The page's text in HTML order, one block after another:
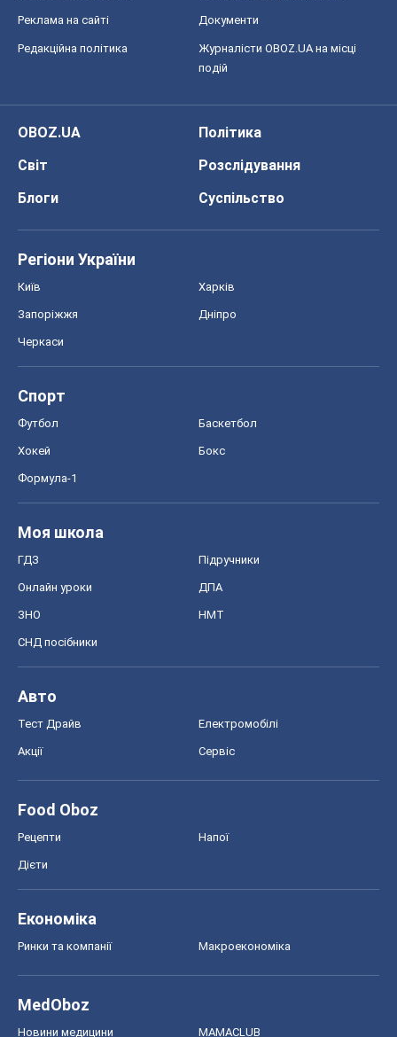
Реклама на сайті Документи
Редакційна політика
Журналісти OBOZ.UA на місці
подій
OBOZ.UA
Політика
Світ
Розслідування
Блоги
Суспільство
Регіони України
Київ Харків
Запоріжжя Дніпро
Черкаси
Спорт
Футбол Баскетбол
Хокей Бокс
Формула-1
Моя школа
ГДЗ Підручники
Онлайн уроки ДПА
ЗНО НМТ
СНД посібники
Авто
Тест Драйв Електромобілі
Акції Сервіс
Food Oboz
Рецепти Напої
Дієти
Економіка
Ринки та компанії Макроекономіка
MedOboz
Новини медицини MAMACLUB